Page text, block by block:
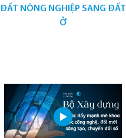
ĐẤT NÔNG NGHIỆP SANG ĐẤT
Ở